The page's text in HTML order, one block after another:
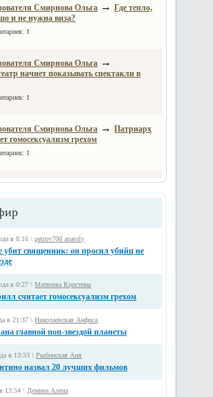
Смирнова Ольга →Где тепло,
и не нужна виза?
1
Смирнова Ольга →
начнет показывать спектакли в
1
Смирнова Ольга →Патриарх
гомосексуализм грехом
1
в 8:16 \petrov700 anatoly
убит священник: он просил убийц не
в 0:27 \Матвеева Кристина
считает гомосексуализм грехом
в 21:37 \Николаевская Анфиса
главной поп-звездой планеты
в 13:33 \Рыбинская Аня
назвал 20 лучших фильмов
13:54 \ Демина Алена